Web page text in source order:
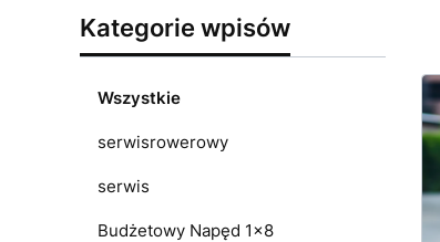
Kategorie wpisów
Wszystkie
serwisrowerowy
serwis
Budżetowy Napęd 1x8